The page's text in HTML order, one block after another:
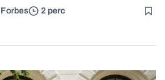
Forbes 2 perc